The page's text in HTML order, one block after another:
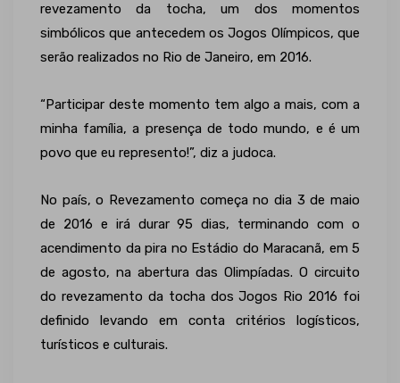
revezamento da tocha, um dos momentos
simbólicos que antecedem os Jogos Olímpicos, que
serão realizados no Rio de Janeiro, em 2016.
“Participar deste momento tem algo a mais, com a
minha família, a presença de todo mundo, e é um
povo que eu represento!”, diz a judoca.
No país, o Revezamento começa no dia 3 de maio
de 2016 e irá durar 95 dias, terminando com o
acendimento da pira no Estádio do Maracanã, em 5
de agosto, na abertura das Olimpíadas. O circuito
do revezamento da tocha dos Jogos Rio 2016 foi
definido levando em conta critérios logísticos,
turísticos e culturais.